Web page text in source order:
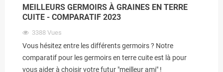
MEILLEURS GERMOIRS À GRAINES EN TERRE
CUITE - COMPARATIF 2023
3388 Vues
Vous hésitez entre les différents germoirs ? Notre
comparatif pour les germoirs en terre cuite est là pour
vous aider à choisir votre futur "meilleur ami" !